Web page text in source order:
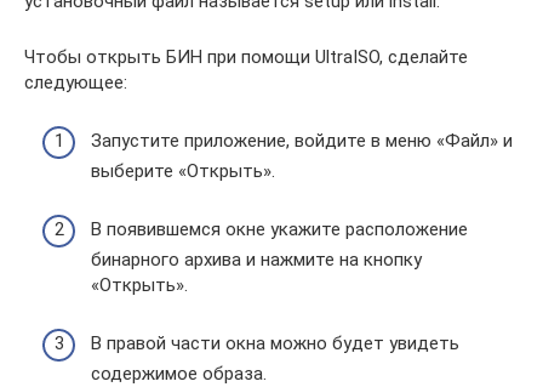
Чтобы открыть БИН при помощи UltraISO, сделайте
следующее:
Запустите приложение, войдите в меню «Файл» и
выберите «Открыть».
В появившемся окне укажите расположение
бинарного архива и нажмите на кнопку
«Открыть».
В правой части окна можно будет увидеть
содержимое образа.